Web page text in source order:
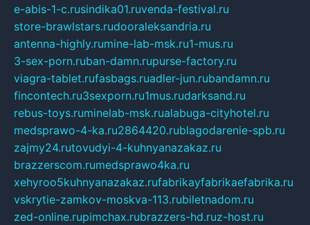
e-abis-1-c.rusindika01.ruvenda-festival.ru
store-brawlstars.rudooraleksandria.ru
antenna-highly.rumine-lab-msk.ru1-mus.ru
3-sex-porn.ruban-damn.rupurse-factory.ru
viagra-tablet.rufasbags.ruadler-jun.rubandamn.ru
fincontech.ru3sexporn.ru1mus.rudarksand.ru
rebus-toys.ruminelab-msk.rualabuga-cityhotel.ru
medsprawo-4-ka.ru2864420.rublagodarenie-spb.ru
zajmy24.rutovudyi-4-kuhnyanazakaz.ru
brazzerscom.rumedsprawo4ka.ru
xehyroo5kuhnyanazakaz.rufabrikayfabrikaefabrika.ru
vskrytie-zamkov-moskva-113.rubiletnadom.ru
zed-online.rupimchax.rubrazzers-hd.ruz-host.ru